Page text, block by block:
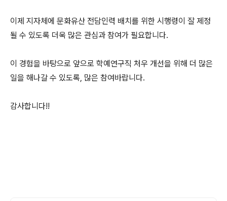
이제 지자체에 문화유산 전담인력 배치를 위한 시행령이 잘 제정
될 수 있도록 더욱 많은 관심과 참여가 필요합니다.
이 경험을 바탕으로 앞으로 학예연구직 처우 개선을 위해 더 많은
일을 해나갈 수 있도록, 많은 참여바랍니다.
감사합니다!!